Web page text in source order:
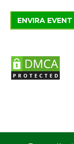
ENVIRA EVENT